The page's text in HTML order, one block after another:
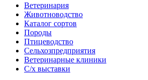
Ветеринария
Животноводство
Каталог сортов
Породы
Птицеводство
Сельхозпредприятия
Ветеринарные клиники
С/х выставки